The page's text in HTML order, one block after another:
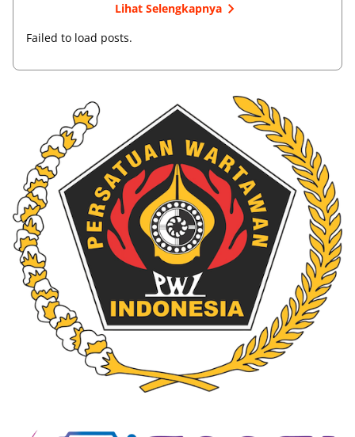
Lihat Selengkapnya
Failed to load posts.